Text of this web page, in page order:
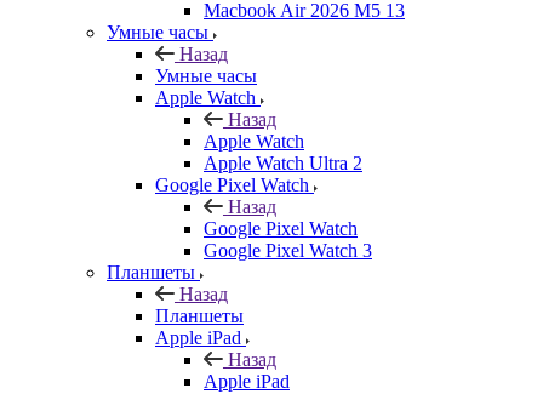
Macbook Air 2026 M5 13
Умные часы
Назад
Умные часы
Apple Watch
Назад
Apple Watch
Apple Watch Ultra 2
Google Pixel Watch
Назад
Google Pixel Watch
Google Pixel Watch 3
Планшеты
Назад
Планшеты
Apple iPad
Назад
Apple iPad